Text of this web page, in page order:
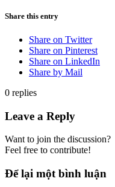
Share this entry
Share on Twitter
Share on Pinterest
Share on LinkedIn
Share by Mail
0 replies
Leave a Reply
Want to join the discussion?
Feel free to contribute!
Để lại một bình luận